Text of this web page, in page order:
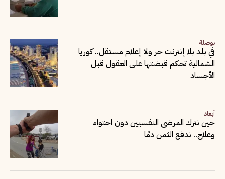
بوصلة
في بلد بلا إنترنت حر ولا إعلام مستقل.. كوريا
الشمالية تحكم قبضتها على العقول قبل
الأجساد
أبعاد
حين نترك المرضى النفسيين دون احتواء
وعلاج.. ندفع الثمن دمًا